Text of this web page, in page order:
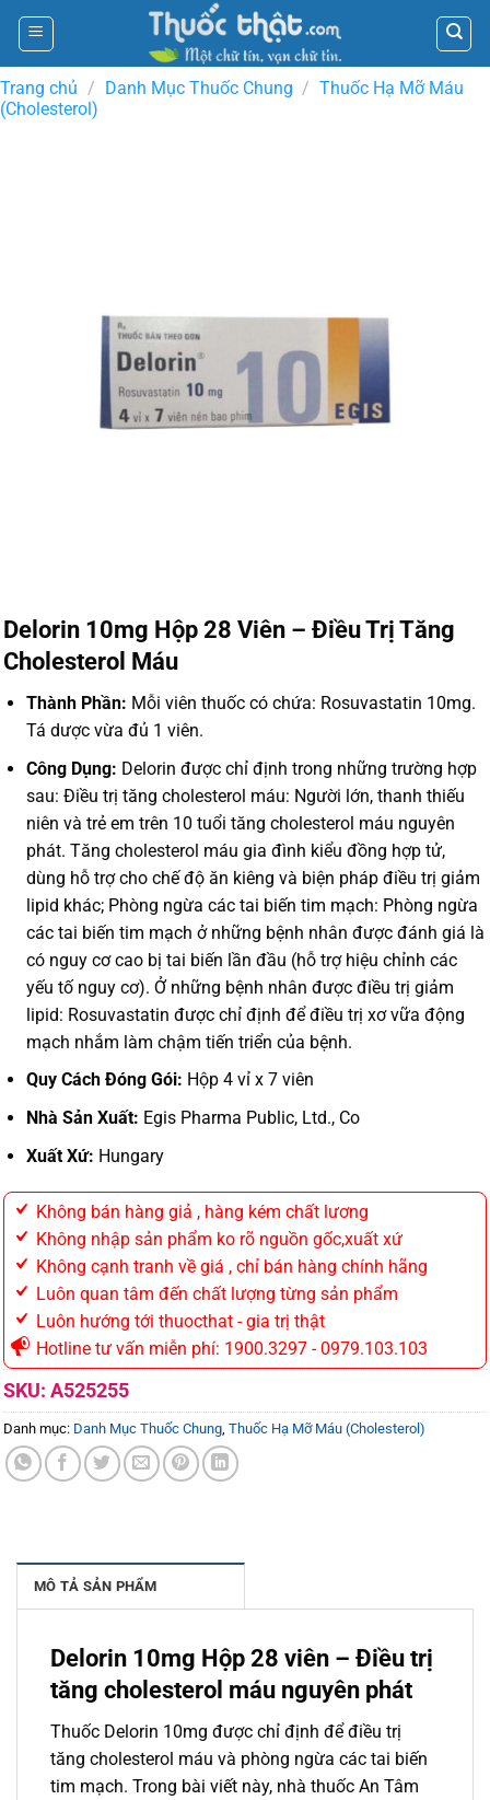
Skip
content
Trang chủ / Danh Mục Thuốc Chung / Thuốc Hạ Mỡ Máu
(Cholesterol)
Delorin 10mg Hộp 28 Viên – Điều Trị Tăng
Cholesterol Máu
Thành Phần: Mỗi viên thuốc có chứa: Rosuvastatin 10mg.
Tá dược vừa đủ 1 viên.
Công Dụng: Delorin được chỉ định trong những trường hợp
sau: Điều trị tăng cholesterol máu: Người lớn, thanh thiếu
niên và trẻ em trên 10 tuổi tăng cholesterol máu nguyên
phát. Tăng cholesterol máu gia đình kiểu đồng hợp tử,
dùng hỗ trợ cho chế độ ăn kiêng và biện pháp điều trị giảm
lipid khác; Phòng ngừa các tai biến tim mạch: Phòng ngừa
các tai biến tim mạch ở những bệnh nhân được đánh giá là
có nguy cơ cao bị tai biến lần đầu (hỗ trợ hiệu chỉnh các
yếu tố nguy cơ). Ở những bệnh nhân được điều trị giảm
lipid: Rosuvastatin được chỉ định để điều trị xơ vữa động
mạch nhắm làm chậm tiến triển của bệnh.
Quy Cách Đóng Gói: Hộp 4 vỉ x 7 viên
Nhà Sản Xuất: Egis Pharma Public, Ltd., Co
Xuất Xứ: Hungary
Không bán hàng giả , hàng kém chất lương
Không nhập sản phẩm ko rõ nguồn gốc,xuất xứ
Không cạnh tranh về giá , chỉ bán hàng chính hãng
Luôn quan tâm đến chất lượng từng sản phẩm
Luôn hướng tới thuocthat - gia trị thật
Hotline tư vấn miễn phí: 1900.3297 - 0979.103.103
SKU: A525255
Danh mục: Danh Mục Thuốc Chung, Thuốc Hạ Mỡ Máu (Cholesterol)
MÔ TẢ SẢN PHẨM
Delorin 10mg Hộp 28 viên – Điều trị
tăng cholesterol máu nguyên phát
Thuốc Delorin 10mg được chỉ định để điều trị
tăng cholesterol máu và phòng ngừa các tai biến
tim mạch. Trong bài viết này, nhà thuốc An Tâm